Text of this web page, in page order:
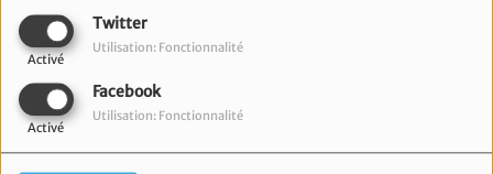
Twitter
Activé
Utilisation: Fonctionnalité
Facebook
Activé
Utilisation: Fonctionnalité